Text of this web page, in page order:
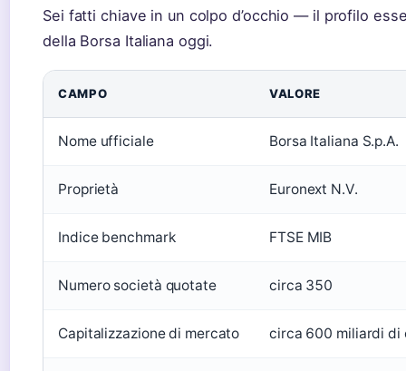
Sei fatti chiave in un colpo d’occhio — il profilo
della Borsa Italiana oggi.
CAMPO VALORE
Nome ufficiale Borsa Italiana S.p.A.
Proprietà Euronext N.V.
Indice benchmark FTSE MIB
Numero società quotate circa 350
Capitalizzazione di mercato circa 600 miliardi di